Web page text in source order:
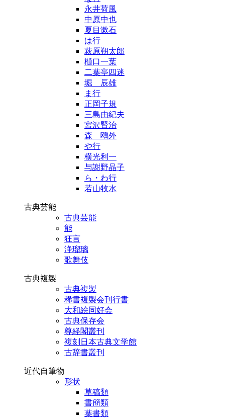
永井荷風
中原中也
夏目漱石
は行
萩原朔太郎
樋口一葉
二葉亭四迷
堀 辰雄
ま行
正岡子規
三島由紀夫
宮沢賢治
森 鴎外
や行
横光利一
与謝野晶子
ら・わ行
若山牧水
古典芸能
古典芸能
能
狂言
浄瑠璃
歌舞伎
古典複製
古典複製
稀書複製会刊行書
大和絵同好会
古典保存会
尊経閣叢刊
複刻日本古典文学館
古辞書叢刊
近代自筆物
形状
草稿類
書簡類
葉書類